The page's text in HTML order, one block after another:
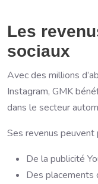
Les
sociaux
Avec des millions
Instagram, GMK
dans le secteur
Ses revenus peuvent
De la publicité
Des placements